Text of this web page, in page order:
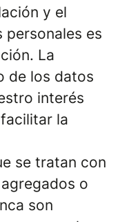
y el
es
La
de los datos
interés
la
se tratan con
o
son